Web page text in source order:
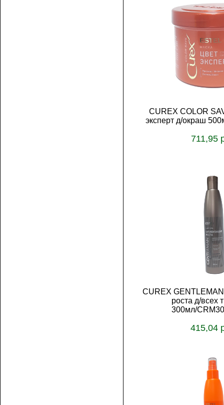
CUREX COLOR
эксперт д/окраш
711,95
CUREX
роста д/всех
300мл/
415,04
В